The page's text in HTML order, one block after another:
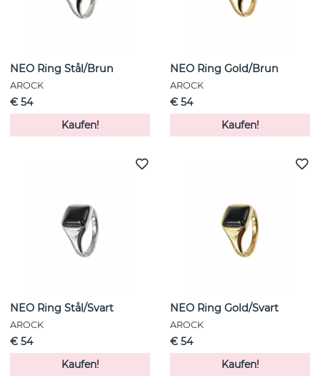
NEO Ring Stål/Brun
AROCK
€ 54
Kaufen!
NEO Ring Gold/Brun
AROCK
€ 54
Kaufen!
NEO Ring Stål/Svart
AROCK
€ 54
Kaufen!
NEO Ring Gold/Svart
AROCK
€ 54
Kaufen!